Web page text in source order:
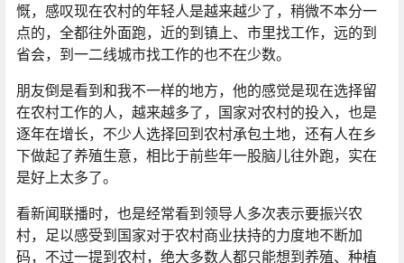
慨，感叹现在农村的年轻人是越来越少了，稍微不本分一
点的，全都往外面跑，近的到镇上、市里找工作，远的到
省会，到一二线城市找工作的也不在少数。
朋友倒是看到和我不一样的地方，他的感觉是现在选择留
在农村工作的人，越来越多了，国家对农村的投入，也是
逐年在增长，不少人选择回到农村承包土地，还有人在乡
下做起了养殖生意，相比于前些年一股脑儿往外跑，实在
是好上太多了。
看新闻联播时，也是经常看到领导人多次表示要振兴农
村，足以感受到国家对于农村商业扶持的力度地不断加
码，不过一提到农村，绝大多数人都只能想到养殖、种植